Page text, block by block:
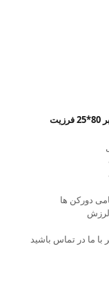
دورکن ها
لرزش
با ما در تماس باشید